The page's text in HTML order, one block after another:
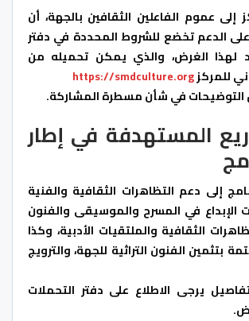
إلى عموم الفاعلين الثقافين بالجهة، أن
الدعم تخضع للشروط المحددة في دفتر
لهذا الغرض، والذي يمكن تحميله من
للمركزhttps://smdculture.org
في شأن مسطرة المشاركة.
المستهدفة في إطار
إلى دعم التظاهرات الثقافية والفنية
الإبداع في المسرح والموسيقى والفنون
الثقافية والملتقيات الأدبية، وكذا
بتثمين الفنون التراثية للجهة، والترويج
يرجى الاطلاع على دفتر التحملات